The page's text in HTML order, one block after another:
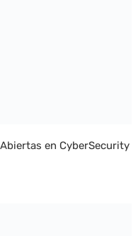
en CyberSecurity